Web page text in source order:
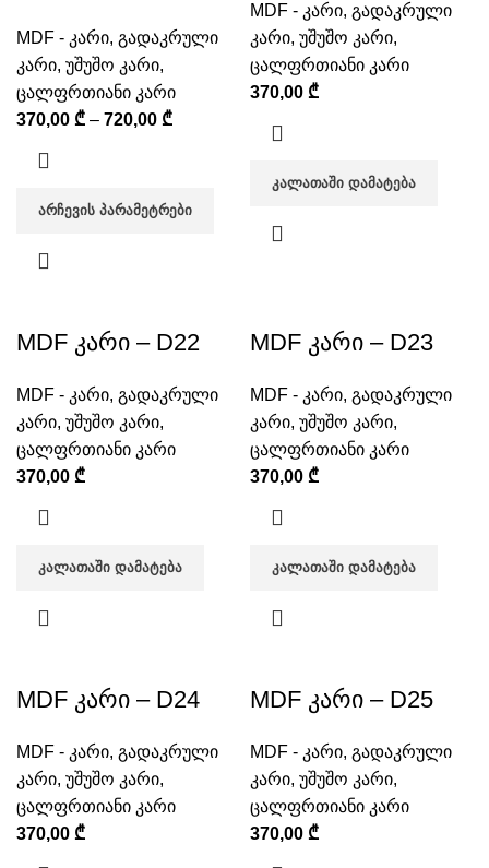
MDF - კარი, გადაკრული
კარი, უშუშო კარი,
ცალფრთიანი კარი
370,00 ₾ – 720,00 ₾
ᲐᲠᲩᲔᲕᲘᲡ ᲞᲐᲠᲐᲛᲔᲢᲠᲔᲑᲘ
MDF - კარი, გადაკრული
კარი, უშუშო კარი,
ცალფრთიანი კარი
370,00 ₾
ᲙᲐᲚᲐᲗᲐᲨᲘ ᲓᲐᲛᲐᲢᲔᲑᲐ
MDF კარი – D22
MDF - კარი, გადაკრული
კარი, უშუშო კარი,
ცალფრთიანი კარი
370,00 ₾
ᲙᲐᲚᲐᲗᲐᲨᲘ ᲓᲐᲛᲐᲢᲔᲑᲐ
MDF კარი – D23
MDF - კარი, გადაკრული
კარი, უშუშო კარი,
ცალფრთიანი კარი
370,00 ₾
ᲙᲐᲚᲐᲗᲐᲨᲘ ᲓᲐᲛᲐᲢᲔᲑᲐ
MDF კარი – D24
MDF - კარი, გადაკრული
კარი, უშუშო კარი,
ცალფრთიანი კარი
370,00 ₾
MDF კარი – D25
MDF - კარი, გადაკრული
კარი, უშუშო კარი,
ცალფრთიანი კარი
370,00 ₾